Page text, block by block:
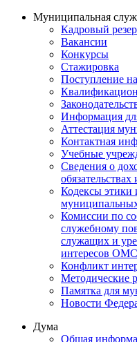
Муниципальная
Кадровый
Вакансии
Конкурсы
Стажировка
Поступление
Информация
Аттестация
Контактная
Учебные
Сведения о
Кодексы этики
Комиссии по
служебному
служащих и
интересов ОМС
Конфликт
Методические
Памятка для
Новости
Дума
Общая